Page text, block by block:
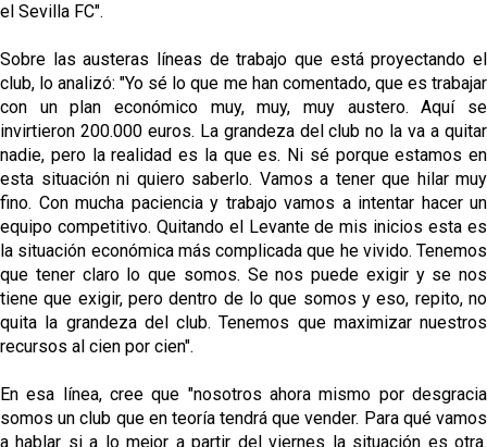
el Sevilla FC".
Sobre las austeras líneas de trabajo que está proyectando el
club, lo analizó: "Yo sé lo que me han comentado, que es trabajar
con un plan económico muy, muy, muy austero. Aquí se
invirtieron 200.000 euros. La grandeza del club no la va a quitar
nadie, pero la realidad es la que es. Ni sé porque estamos en
esta situación ni quiero saberlo. Vamos a tener que hilar muy
fino. Con mucha paciencia y trabajo vamos a intentar hacer un
equipo competitivo. Quitando el Levante de mis inicios esta es
la situación económica más complicada que he vivido. Tenemos
que tener claro lo que somos. Se nos puede exigir y se nos
tiene que exigir, pero dentro de lo que somos y eso, repito, no
quita la grandeza del club. Tenemos que maximizar nuestros
recursos al cien por cien".
En esa línea, cree que "nosotros ahora mismo por desgracia
somos un club que en teoría tendrá que vender. Para qué vamos
a hablar si a lo mejor a partir del viernes la situación es otra.